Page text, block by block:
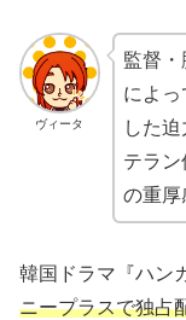
ヴィータ
監督
によ
した
テラ
の重厚
韓国ドラマ『ハン
ニープラスで独占